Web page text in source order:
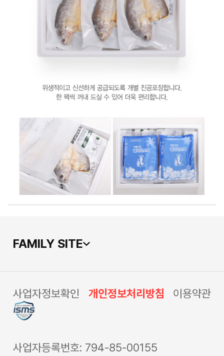
FAMILY SITE
사업자정보확인 개인정보처리방침 이용약관
사업자등록번호: 794-85-00155